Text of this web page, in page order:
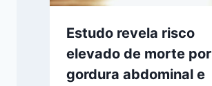
Estudo revela risco
elevado de morte por
gordura abdominal e